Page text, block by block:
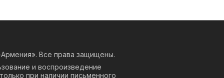
Все права защищены.
и воспроизведение
при наличии письменного